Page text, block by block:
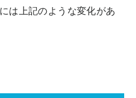
は上記のような変化があ